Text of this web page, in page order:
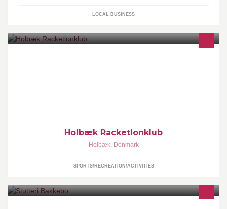
LOCAL BUSINESS
Holbæk Racketlonklub
Holbæk, Denmark
SPORTS/RECREATION/ACTIVITIES